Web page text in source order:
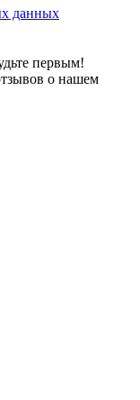
данных
первым!
о нашем